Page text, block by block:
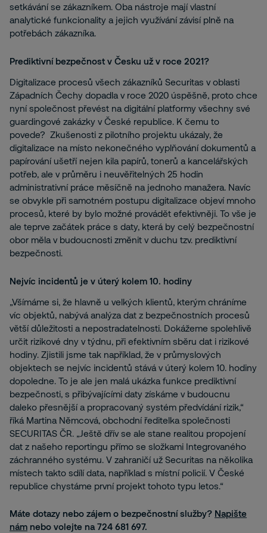
setkávání se zákazníkem. Oba nástroje mají vlastní
analytické funkcionality a jejich využívání závisí plně na
potřebách zákazníka.
Prediktivní bezpečnost v Česku už v roce 2021?
Digitalizace procesů všech zákazníků Securitas v oblasti
Západních Čechy dopadla v roce 2020 úspěšně, proto chce
nyní společnost převést na digitální platformy všechny své
guardingové zakázky v České republice. K čemu to
povede? Zkušenosti z pilotního projektu ukázaly, že
digitalizace na místo nekonečného vyplňování dokumentů a
papírování ušetří nejen kila papírů, tonerů a kancelářských
potřeb, ale v průměru i neuvěřitelných 25 hodin
administrativní práce měsíčně na jednoho manažera. Navíc
se obvykle při samotném postupu digitalizace objeví mnoho
procesů, které by bylo možné provádět efektivněji. To vše je
ale teprve začátek práce s daty, která by celý bezpečnostní
obor měla v budoucnosti změnit v duchu tzv. prediktivní
bezpečnosti.
Nejvíc incidentů je v úterý kolem 10. hodiny
„Všímáme si, že hlavně u velkých klientů, kterým chráníme
víc objektů, nabývá analýza dat z bezpečnostních procesů
větší důležitosti a nepostradatelnosti. Dokážeme spolehlivě
určit rizikové dny v týdnu, při efektivním sběru dat i rizikové
hodiny. Zjistili jsme tak například, že v průmyslových
objektech se nejvíc incidentů stává v úterý kolem 10. hodiny
dopoledne. To je ale jen malá ukázka funkce prediktivní
bezpečnosti, s přibývajícími daty získáme v budoucnu
daleko přesnější a propracovaný systém předvídání rizik,“
říká Martina Němcová, obchodní ředitelka společnosti
SECURITAS ČR. „Ještě dřív se ale stane realitou propojení
dat z našeho reportingu přímo se složkami Integrovaného
záchranného systému. V zahraničí už Securitas na několika
místech takto sdílí data, například s místní policií. V České
republice chystáme první projekt tohoto typu letos.“
Máte dotazy nebo zájem o bezpečnostní služby? Napište
nám nebo volejte na 724 681 697.